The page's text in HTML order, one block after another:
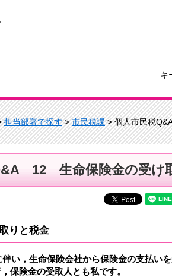
キ
担当部署で探す>市民税課> 個人市民税
12 生命保険金の受け
りと税金
い，生命保険会社から保険金の支払い
保険金の受取人とも私です。